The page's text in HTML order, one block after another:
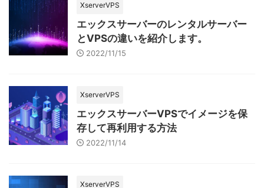
XserverVPS
エックスサーバーのレンタルサーバー
とVPSの違いを紹介します。
2022/11/15
XserverVPS
エックスサーバーVPSでイメージを保
存して再利用する方法
2022/11/14
XserverVPS